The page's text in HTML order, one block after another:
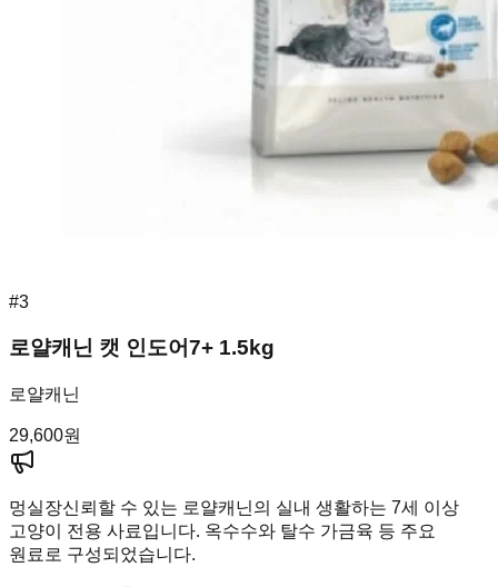
#3
로얄캐닌 캣 인도어7+ 1.5kg
로얄캐닌
29,600원
멍실장신뢰할 수 있는 로얄캐닌의 실내 생활하는 7세 이상
고양이 전용 사료입니다. 옥수수와 탈수 가금육 등 주요
원료로 구성되었습니다.